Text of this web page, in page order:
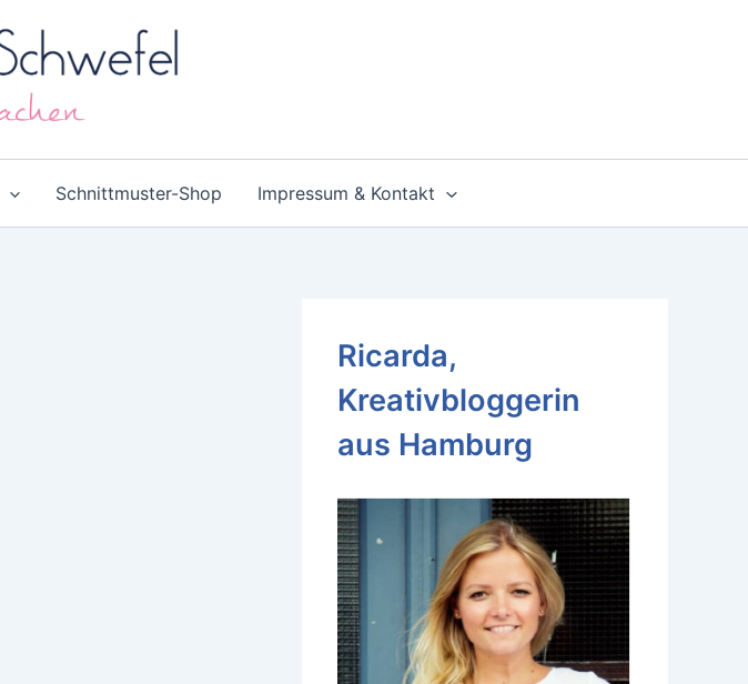
Schnittmuster-Shop Impressum & Kontakt
Ricarda,
Kreativbloggerin
aus Hamburg